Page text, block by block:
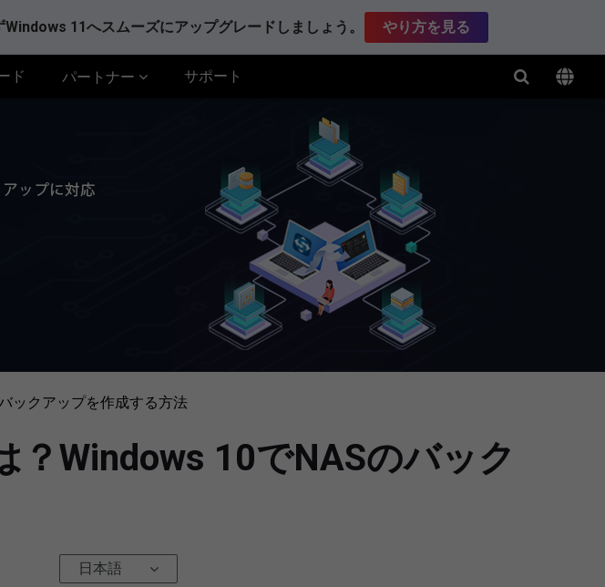
11へスムーズにアップグレードしましょう。 やり方を見る
ド パートナー サポート
ックアップを作成する方法
Windows 10でNASのバック
日本語